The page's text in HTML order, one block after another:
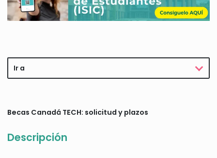
Ir a
Becas Canadá TECH: solicitud y plazos
Descripción